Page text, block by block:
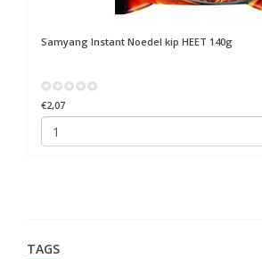
Samyang Instant Noedel kip HEET 140g
€2,07
TAGS